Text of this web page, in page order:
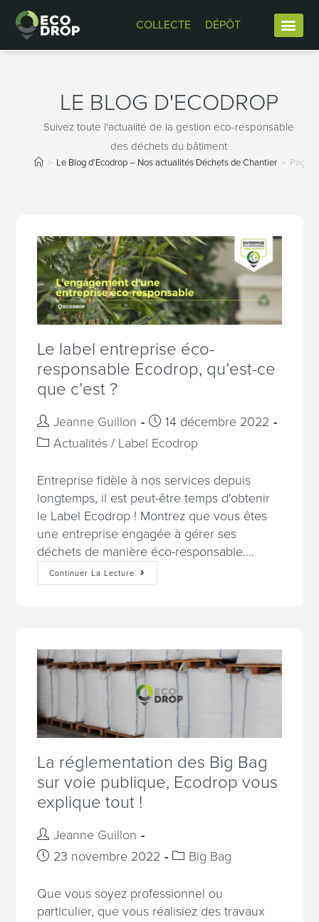
COLLECTE DÉPÔT
LE BLOG D'ECODROP
Suivez toute l'actualité de la gestion eco-responsable
des déchets du bâtiment
> Le Blog d’Ecodrop – Nos actualités Déchets de Chantier > Page
Le label entreprise éco-
responsable Ecodrop, qu’est-ce
que c’est ?
Jeanne Guillon
14 décembre 2022
Actualités / Label Ecodrop
Entreprise fidèle à nos services depuis
longtemps, il est peut-être temps d'obtenir
le Label Ecodrop ! Montrez que vous êtes
une entreprise engagée à gérer ses
déchets de manière éco-responsable.…
Continuer La Lecture
La réglementation des Big Bag
sur voie publique, Ecodrop vous
explique tout !
Jeanne Guillon
23 novembre 2022
Big Bag
Que vous soyez professionnel ou
particulier, que vous réalisiez des travaux